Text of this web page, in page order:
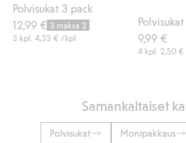
Polvisukat 3 pack
12,99 € 3 maksa 2
3 kpl. 4,33 € /kpl
Polvisukat
9,99 €
4 kpl.2,50 €
Samankaltaiset
Polvisukat Monipakkaus